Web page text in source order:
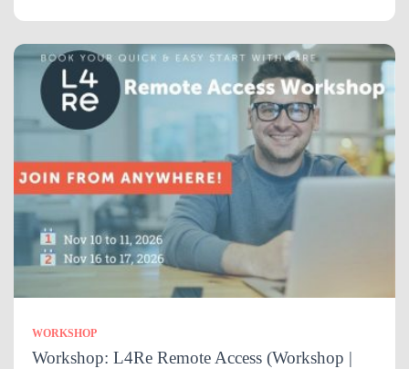
WORKSHOP
Workshop: L4Re Remote Access (Workshop |